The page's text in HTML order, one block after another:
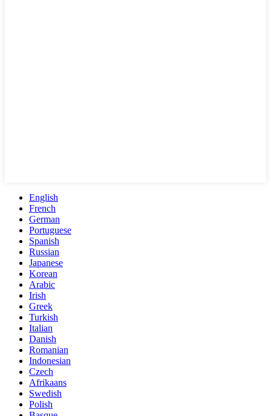
English
French
German
Portuguese
Spanish
Russian
Japanese
Korean
Arabic
Irish
Greek
Turkish
Italian
Danish
Romanian
Indonesian
Czech
Afrikaans
Swedish
Polish